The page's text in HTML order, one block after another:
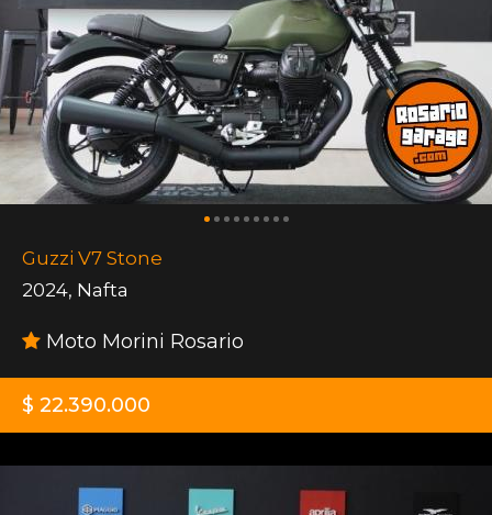
Guzzi V7 Stone
2024, Nafta
Moto Morini Rosario
$ 22.390.000